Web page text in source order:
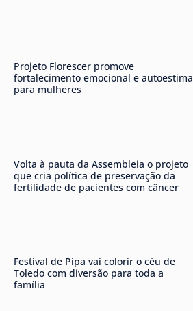
Projeto Florescer promove
fortalecimento emocional e autoestima
para mulheres
Volta à pauta da Assembleia o projeto
que cria política de preservação da
fertilidade de pacientes com câncer
Festival de Pipa vai colorir o céu de
Toledo com diversão para toda a
família